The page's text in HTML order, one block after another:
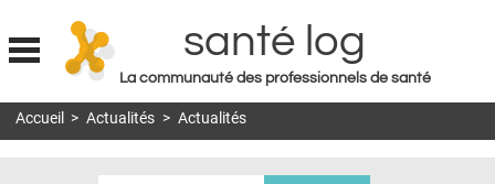
Jump to navigation
santé log
La communauté des professionnels de santé
MON COMPTE
Accueil > Actualités > Actualités